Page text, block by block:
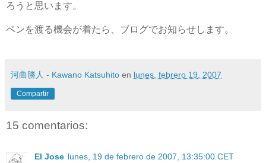
ろうと思います。
ペンを渡る機会が着たら、ブログでお知らせします。
河曲勝人 - Kawano Katsuhito en lunes, febrero 19, 2007
Compartir
15 comentarios:
El Jose lunes, 19 de febrero de 2007, 13:35:00 CET